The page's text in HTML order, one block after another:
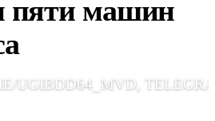
пяти машин
UGIBDD64_MVD,